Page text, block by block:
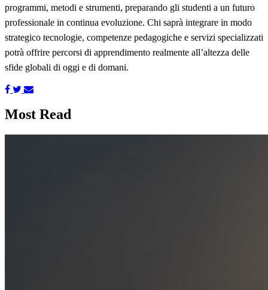
programmi, metodi e strumenti, preparando gli studenti a un futuro
professionale in continua evoluzione. Chi saprà integrare in modo
strategico tecnologie, competenze pedagogiche e servizi specializzati
potrà offrire percorsi di apprendimento realmente all’altezza delle
sfide globali di oggi e di domani.
Most Read